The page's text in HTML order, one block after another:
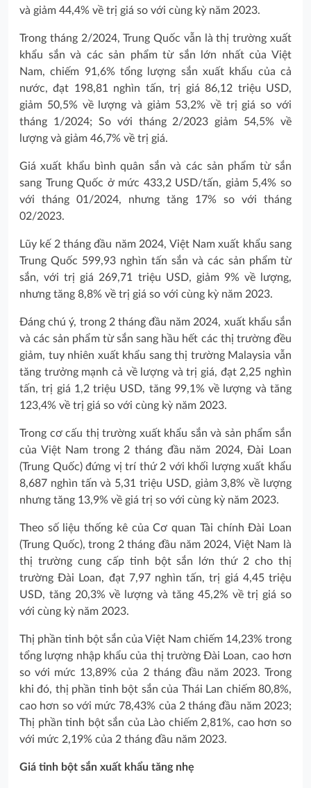
và giảm 44,4% về trị giá so với cùng kỳ năm 2023.
Trong tháng 2/2024, Trung Quốc vẫn là thị trường xuất
khẩu sắn và các sản phẩm từ sắn lớn nhất của Việt
Nam, chiếm 91,6% tổng lượng sắn xuất khẩu của cả
nước, đạt 198,81 nghìn tấn, trị giá 86,12 triệu USD,
giảm 50,5% về lượng và giảm 53,2% về trị giá so với
tháng 1/2024; So với tháng 2/2023 giảm 54,5% về
lượng và giảm 46,7% về trị giá.
Giá xuất khẩu bình quân sắn và các sản phẩm từ sắn
sang Trung Quốc ở mức 433,2 USD/tấn, giảm 5,4% so
với tháng 01/2024, nhưng tăng 17% so với tháng
02/2023.
Lũy kế 2 tháng đầu năm 2024, Việt Nam xuất khẩu sang
Trung Quốc 599,93 nghìn tấn sắn và các sản phẩm từ
sắn, với trị giá 269,71 triệu USD, giảm 9% về lượng,
nhưng tăng 8,8% về trị giá so với cùng kỳ năm 2023.
Đáng chú ý, trong 2 tháng đầu năm 2024, xuất khẩu sắn
và các sản phẩm từ sắn sang hầu hết các thị trường đều
giảm, tuy nhiên xuất khẩu sang thị trường Malaysia vẫn
tăng trưởng mạnh cả về lượng và trị giá, đạt 2,25 nghìn
tấn, trị giá 1,2 triệu USD, tăng 99,1% về lượng và tăng
123,4% về trị giá so với cùng kỳ năm 2023.
Trong cơ cấu thị trường xuất khẩu sắn và sản phẩm sắn
của Việt Nam trong 2 tháng đầu năm 2024, Đài Loan
(Trung Quốc) đứng vị trí thứ 2 với khối lượng xuất khẩu
8,687 nghìn tấn và 5,31 triệu USD, giảm 3,8% về lượng
nhưng tăng 13,9% về giá trị so với cùng kỳ năm 2023.
Theo số liệu thống kê của Cơ quan Tài chính Đài Loan
(Trung Quốc), trong 2 tháng đầu năm 2024, Việt Nam là
thị trường cung cấp tinh bột sắn lớn thứ 2 cho thị
trường Đài Loan, đạt 7,97 nghìn tấn, trị giá 4,45 triệu
USD, tăng 20,3% về lượng và tăng 45,2% về trị giá so
với cùng kỳ năm 2023.
Thị phần tinh bột sắn của Việt Nam chiếm 14,23% trong
tổng lượng nhập khẩu của thị trường Đài Loan, cao hơn
so với mức 13,89% của 2 tháng đầu năm 2023. Trong
khi đó, thị phần tinh bột sắn của Thái Lan chiếm 80,8%,
cao hơn so với mức 78,43% của 2 tháng đầu năm 2023;
Thị phần tinh bột sắn của Lào chiếm 2,81%, cao hơn so
với mức 2,19% của 2 tháng đầu năm 2023.
Giá tinh bột sắn xuất khẩu tăng nhẹ